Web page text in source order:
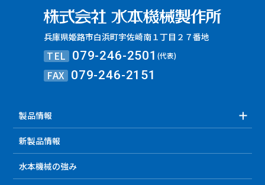
兵庫県姫路市白浜町宇佐崎南１丁目２７番地
TEL 079-246-2501(代表)
FAX 079-246-2151
製品情報
新製品情報
水本機械の強み